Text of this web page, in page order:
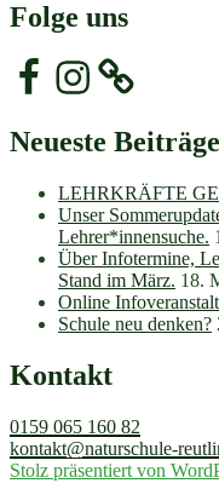
Folge uns
FacebookInstagram
Neueste Beiträge
LEHRKRÄFTE
Unser
Lehrer*innensuche.
Über Infotermine,
Stand im März. 18.
Online
Schule neu denken?
Kontakt
0159 065 160 82
kontakt@naturschule-
Stolz präsentiert von